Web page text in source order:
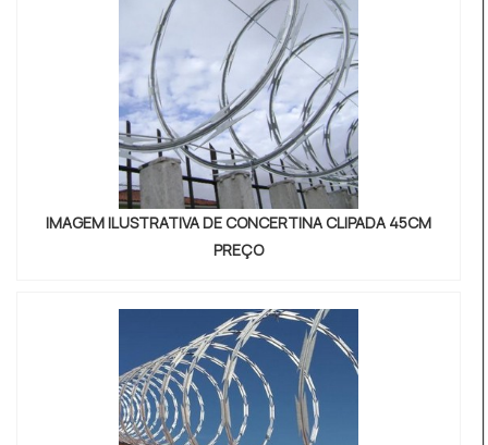
IMAGEM ILUSTRATIVA DE CONCERTINA CLIPADA 45CM
PREÇO